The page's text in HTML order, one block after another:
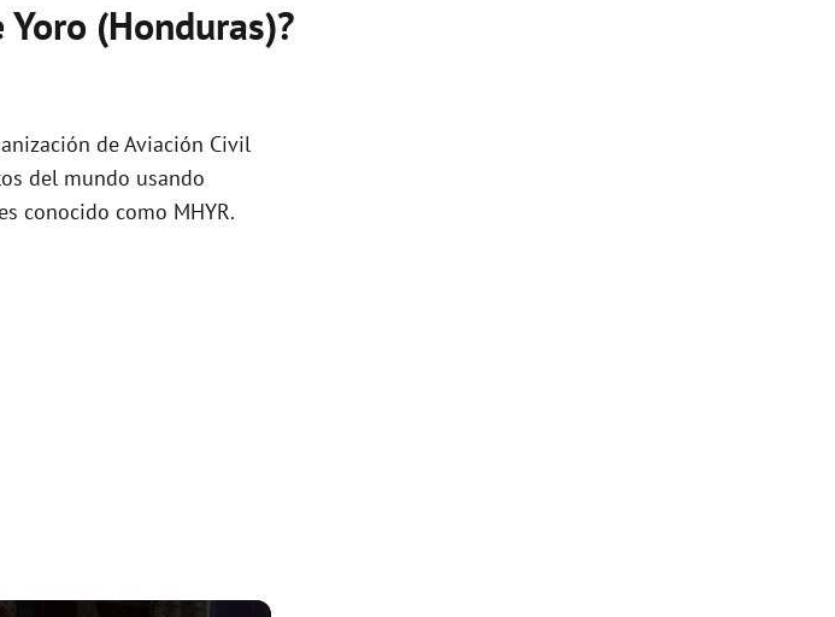
(Honduras)?
de Aviación Civil
del mundo usando
conocido como MHYR.